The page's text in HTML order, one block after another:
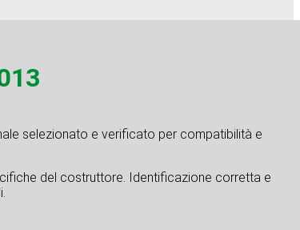
selezionato e verificato per compatibilità e
del costruttore. Identificazione corretta e